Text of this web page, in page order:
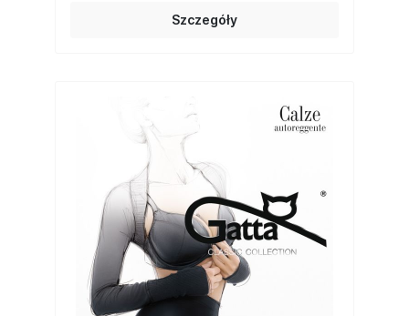
Szczegóły